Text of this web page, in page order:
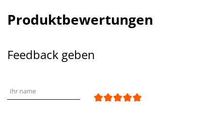
Produktbewertungen
Feedback geben
Ihr name